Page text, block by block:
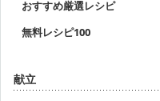
おすすめ厳選レシピ
無料レシピ100
献立